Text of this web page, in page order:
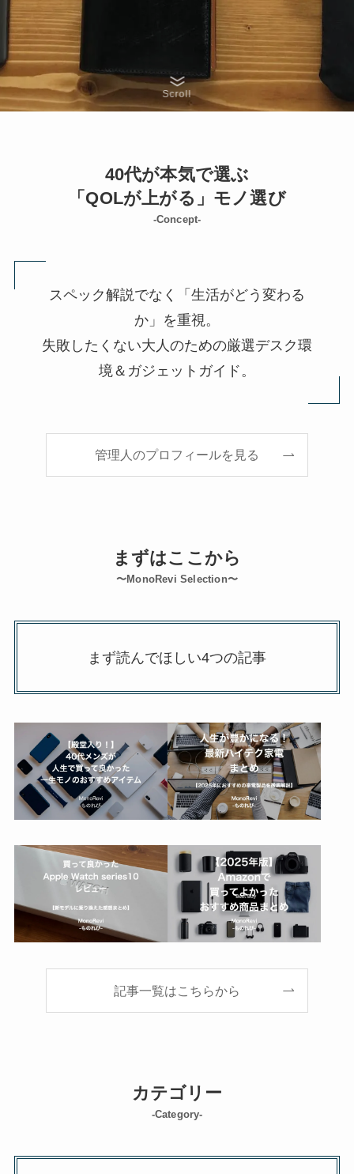
Scroll
40代が本気で選ぶ
「QOLが上がる」モノ選び
-Concept-
スペック解説でなく「生活がどう変わる
か」を重視。
失敗したくない大人のための厳選デスク環
境＆ガジェットガイド。
管理人のプロフィールを見る
まずはここから
〜MonoRevi Selection〜
まず読んでほしい4つの記事
記事一覧はこちらから
カテゴリー
-Category-